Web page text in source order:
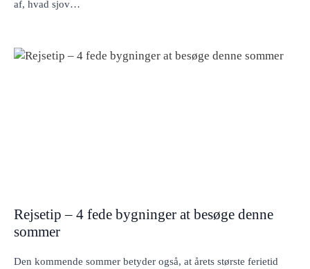
af, hvad sjov…
Rejsetip – 4 fede bygninger at besøge denne
sommer
Den kommende sommer betyder også, at årets største ferietid